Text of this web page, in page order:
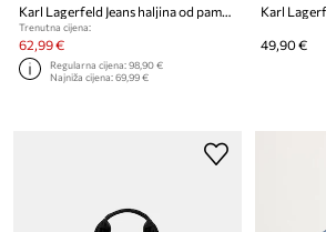
Karl Lagerfeld Jeans haljina od pamuka
Trenutna cijena:
62,99 €
Regularna cijena:98,90 €
Najniža cijena:69,99 €
49,90 €